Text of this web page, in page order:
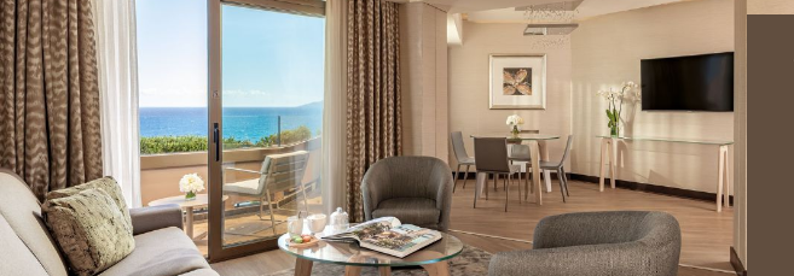
Инфраструктура
Семейный отдых
Конференции
Свадьбы